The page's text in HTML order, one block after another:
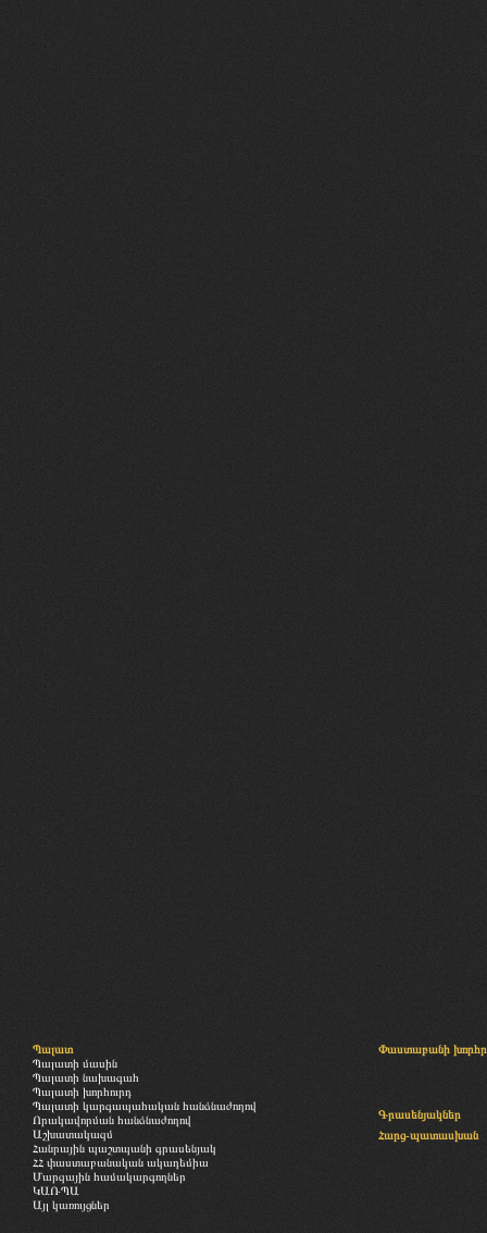
Պալատ
Պալատի մասին
Պալատի նախագահ
Պալատի խորհուրդ
Պալատի կարգապահական հանձնաժողով
Որակավորման հանձնաժողով
Աշխատակազմ
Հանրային պաշտպանի գրասենյակ
ՀՀ փաստաբանական ակադեմիա
Մարզային համակարգողներ
ԿԱՌՊԱ
Այլ կառույցներ
Փաստաբանի
Գրասենյակներ
Հարց-պատասխան